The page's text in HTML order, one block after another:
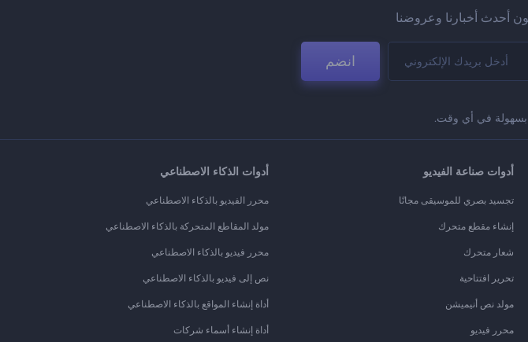
أحدث أخبارنا وعروضنا
انضم
بسهولة في أي وقت.
أدوات صناعة الفيديو
تجسيد بصري للموسيقى مجانًا
إنشاء مقطع متحرك
شعار متحرك
تحرير افتتاحية
مولد نص أنيميشن
محرر فيديو
أدوات الذكاء الاصطناعي
محرر الفيديو بالذكاء الاصطناعي
مولد المقاطع المتحركة بالذكاء الاصطناعي
محرر فيديو بالذكاء الاصطناعي
نص إلى فيديو بالذكاء الاصطناعي
أداة إنشاء المواقع بالذكاء الاصطناعي
أداة إنشاء أسماء شركات